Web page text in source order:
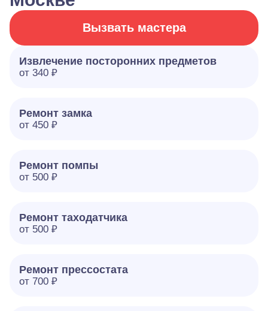
Вызвать мастера
Извлечение посторонних предметов
от 340 ₽
Ремонт замка
от 450 ₽
Ремонт помпы
от 500 ₽
Ремонт таходатчика
от 500 ₽
Ремонт прессостата
от 700 ₽